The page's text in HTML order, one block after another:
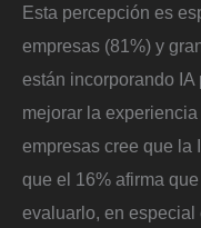
Esta percepción es
empresas (81%) y
están incorporando
mejorar la
empresas cree que la
que el 16% afirma
evaluarlo, en especial